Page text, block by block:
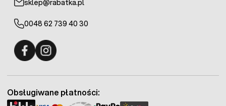
sklep@rabatka.pl
0048 62 739 40 30
Obsługiwane płatności: